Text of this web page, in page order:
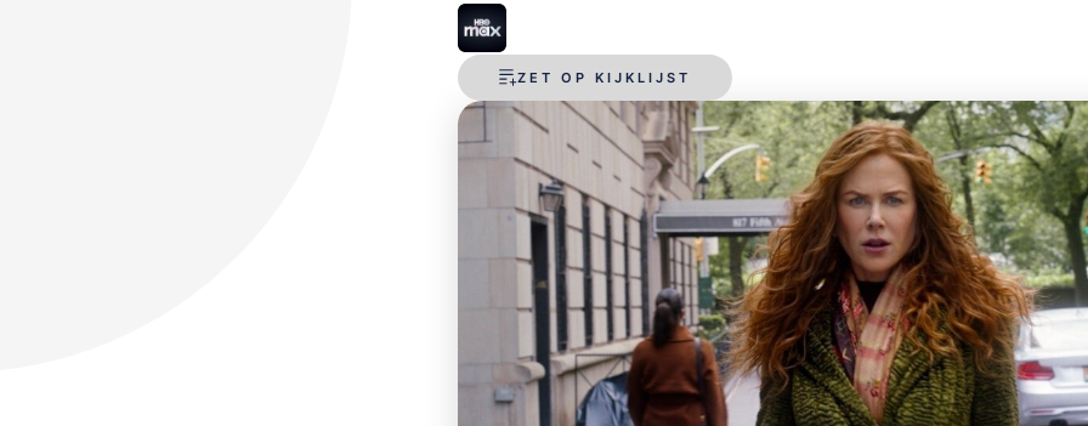
ZET OP KIJKLIJST